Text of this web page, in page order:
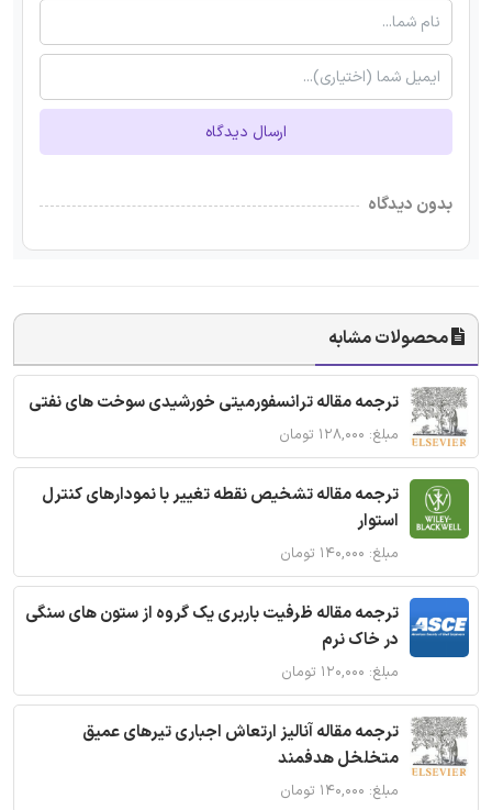
ارسال دیدگاه
بدون دیدگاه
محصولات مشابه
ترجمه مقاله ترانسفورمیتی خورشیدی سوخت های نفتی
مبلغ: ۱۲۸,۰۰۰ تومان
ترجمه مقاله تشخیص نقطه تغییر با نمودارهای کنترل
استوار
مبلغ: ۱۴۰,۰۰۰ تومان
ترجمه مقاله ظرفیت باربری یک گروه از ستون های سنگی
در خاک نرم
مبلغ: ۱۲۰,۰۰۰ تومان
ترجمه مقاله آنالیز ارتعاش اجباری تیرهای عمیق
متخلخل هدفمند
مبلغ: ۱۴۰,۰۰۰ تومان